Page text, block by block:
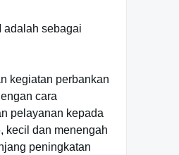
adalah sebagai
kegiatan perbankan
cara
pelayanan kepada
kecil dan menengah
peningkatan